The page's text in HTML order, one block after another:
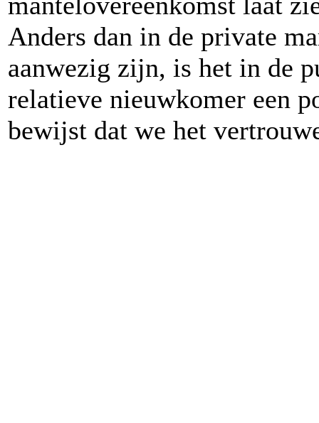
Anders dan in de private
aanwezig zijn, is het in de
relatieve nieuwkomer een
bewijst dat we het